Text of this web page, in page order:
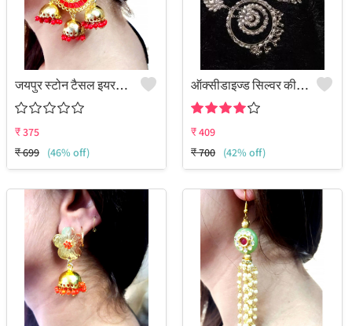
जयपुर स्टोन टैसल इयररिंग्स
₹375
₹699 (46% off)
ऑक्सीडाइज्ड सिल्वर की बड़ी चांदबाली बालियां खरीदें - स्टेटमेंट एथनिक ज्वेलरी | जूलकार्ट
₹409
₹700 (42% off)